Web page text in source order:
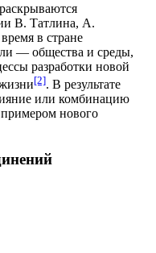
раскрываются
В. Татлина, А.
в стране
— общества и среды,
разработки новой
[2]. В результате
или комбинацию
примером нового